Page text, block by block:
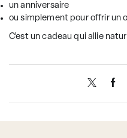
un anniversaire
ou simplement pour offrir un
C’est un cadeau qui allie